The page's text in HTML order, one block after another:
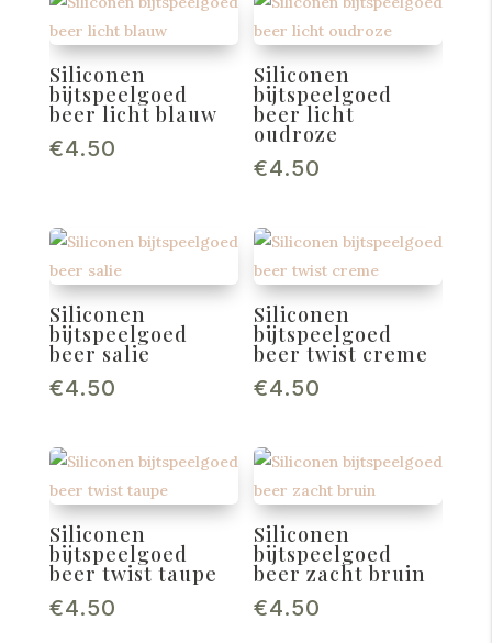
Siliconen
bijtspeelgoed
beer licht blauw
€4.50
Siliconen
bijtspeelgoed
beer licht
oudroze
€4.50
Siliconen
bijtspeelgoed
beer salie
€4.50
Siliconen
bijtspeelgoed
beer twist creme
€4.50
Siliconen
bijtspeelgoed
beer twist taupe
€4.50
Siliconen
bijtspeelgoed
beer zacht bruin
€4.50